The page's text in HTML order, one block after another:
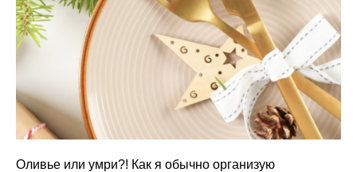
Оливье или умри?! Как я обычно организую